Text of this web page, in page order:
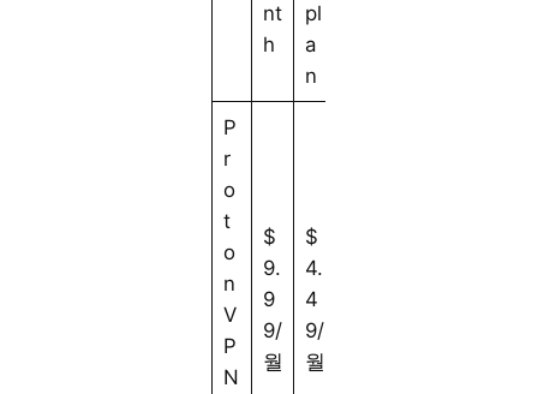
nt
h
pl
a
n
P
r
o
t
o
n
V
P
N
$
9.
9
9/
월
$
4.
4
9/
월